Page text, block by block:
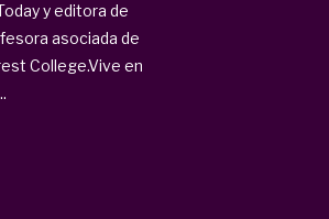
y editora de
asociada de
College.Vive en